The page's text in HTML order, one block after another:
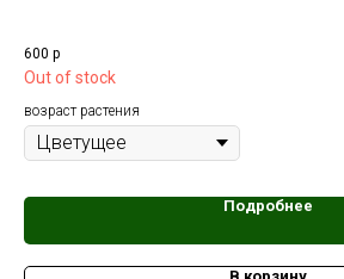
600 р
Out of stock
возраст растения
Подробнее